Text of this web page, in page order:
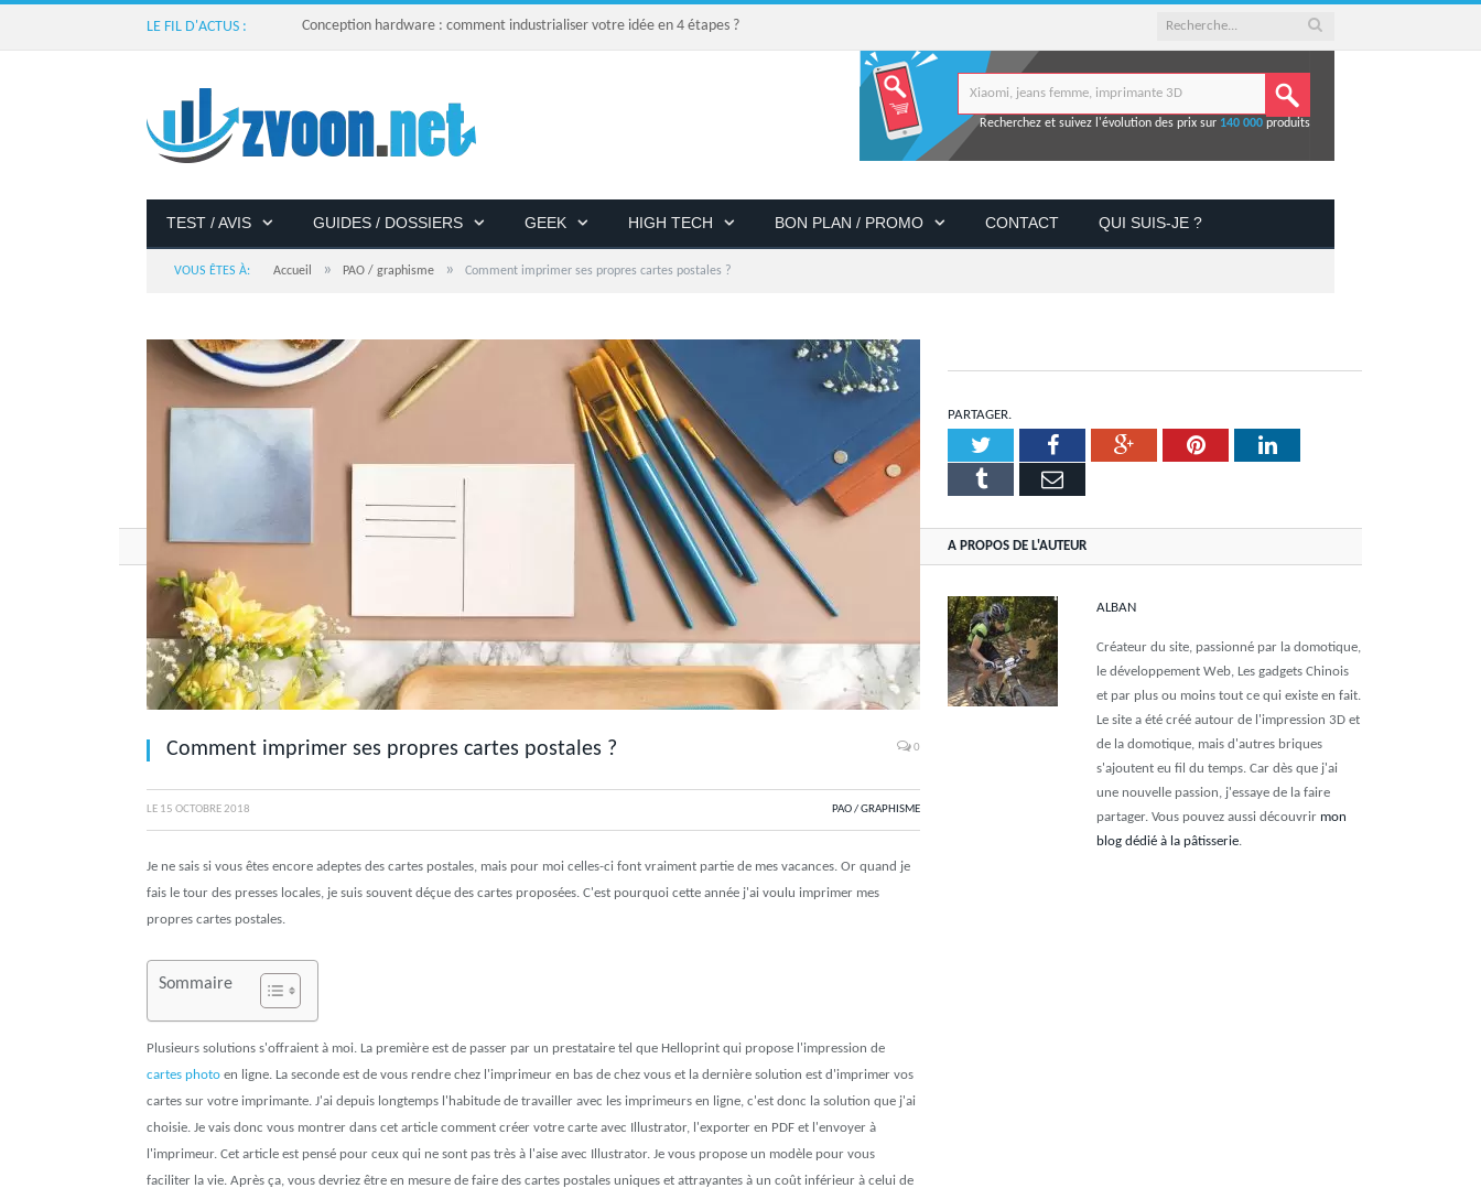
LE FIL D'ACTUS : Conception hardware : comment industrialiser votre idée en 4 étapes ?
Recherchez et suivez l'évolution des prix sur 140 000 produits
TEST / AVIS GUIDES / DOSSIERS GEEK HIGH TECH BON PLAN / PROMO CONTACT QUI SUIS-JE ?
VOUS ÊTES À: Accueil » PAO / graphisme » Comment imprimer ses propres cartes postales ?
Comment imprimer ses propres cartes postales ? 0
LE 15 OCTOBRE 2018 PAO / GRAPHISME
Je ne sais si vous êtes encore adeptes des cartes postales, mais pour moi celles-ci font vraiment partie de mes vacances. Or quand je
fais le tour des presses locales, je suis souvent déçue des cartes proposées. C'est pourquoi cette année j'ai voulu imprimer mes
propres cartes postales.
Sommaire
Plusieurs solutions s'offraient à moi. La première est de passer par un prestataire tel que Helloprint qui propose l'impression de
cartes photo en ligne. La seconde est de vous rendre chez l'imprimeur en bas de chez vous et la dernière solution est d'imprimer vos
cartes sur votre imprimante. J'ai depuis longtemps l'habitude de travailler avec les imprimeurs en ligne, c'est donc la solution que j'ai
choisie. Je vais donc vous montrer dans cet article comment créer votre carte avec Illustrator, l'exporter en PDF et l'envoyer à
l'imprimeur. Cet article est pensé pour ceux qui ne sont pas très à l'aise avec Illustrator. Je vous propose un modèle pour vous
faciliter la vie. Après ça, vous devriez être en mesure de faire des cartes postales uniques et attrayantes à un coût inférieur à celui de
PARTAGER.
TwitterFacebookGoogle+PinterestLinkedIn
Tumblr Email
A PROPOS DE L'AUTEUR
ALBAN
Créateur du site, passionné par la domotique,
le développement Web, Les gadgets Chinois
et par plus ou moins tout ce qui existe en fait.
Le site a été créé autour de l'impression 3D et
de la domotique, mais d'autres briques
s'ajoutent eu fil du temps. Car dès que j'ai
une nouvelle passion, j'essaye de la faire
partager. Vous pouvez aussi découvrir mon
blog dédié à la pâtisserie.